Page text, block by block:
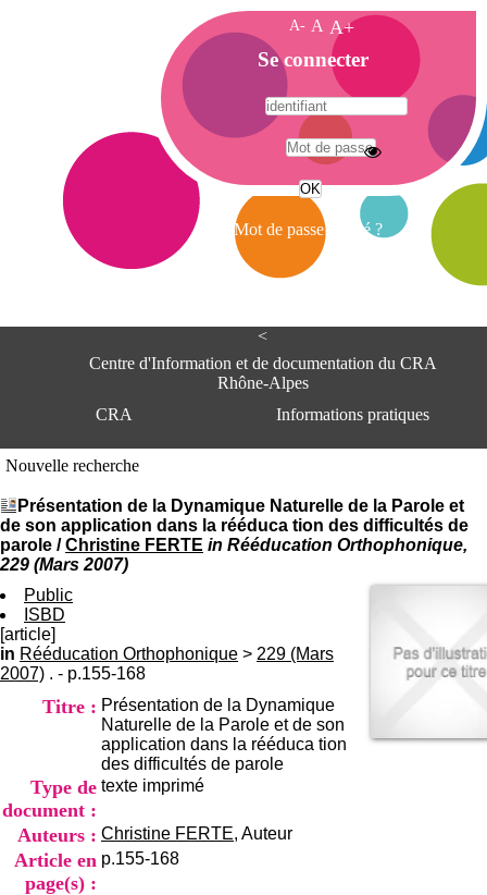
<
Centre d'Information et de documentation du CRA
Rhône-Alpes
CRA
Informations pratiques
du CRA Rhône-Alpes
Centre Hospitalier le Vinatier
bât 211
95, Bd Pinel
+33(0)4 37 91 54 65
Nouvelle recherche
Présentation de la Dynamique Naturelle de la Parole et
de son application dans la rééduca tion des difficultés de
parole /Christine FERTE in Rééducation Orthophonique,
229 (Mars 2007)
Public
ISBD
[article]
in Rééducation Orthophonique > 229 (Mars
2007) . - p.155-168
Titre : Présentation de la Dynamique
Naturelle de la Parole et de son
application dans la rééduca tion
des difficultés de parole
Type de
document :
texte imprimé
Auteurs : Christine FERTE, Auteur
Article en
page(s) :
p.155-168
A- A A+
A
c
c
e
i
Se connecter
Mot de passe oublié ?
A
e
e
n
f
o
i
e
t
d
e
D
c
u
m